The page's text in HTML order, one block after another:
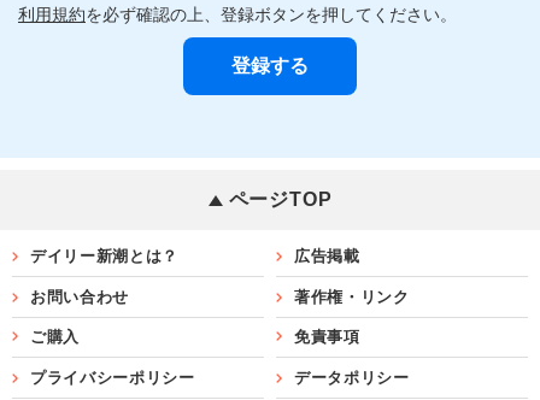
利用規約を必ず確認の上、登録ボタンを押してください。
ページTOP
デイリー新潮とは？ 広告掲載
お問い合わせ 著作権・リンク
ご購入 免責事項
プライバシーポリシー データポリシー